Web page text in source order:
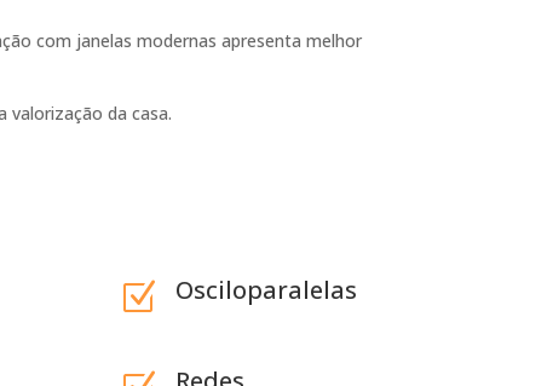
com janelas modernas apresenta melhor
da casa.
Z Osciloparalelas